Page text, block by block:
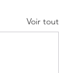
Voir tout